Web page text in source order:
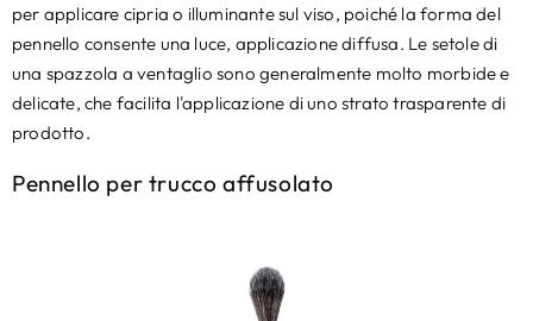
per applicare cipria o illuminante sul viso, poiché la forma del
pennello consente una luce, applicazione diffusa. Le setole di
una spazzola a ventaglio sono generalmente molto morbide e
delicate, che facilita l'applicazione di uno strato trasparente di
prodotto.
Pennello per trucco affusolato